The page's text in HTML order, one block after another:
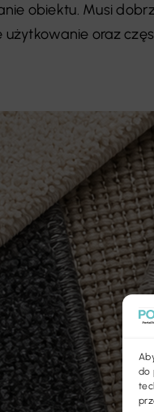
do
obiektu. Musi
oraz